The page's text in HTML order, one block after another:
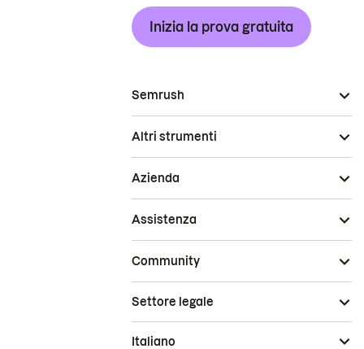
Inizia la prova gratuita
Semrush
Altri strumenti
Azienda
Assistenza
Community
Settore legale
Italiano